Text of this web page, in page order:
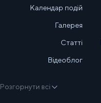
Календар подій
Галерея
Статті
Відеоблог
Розгорнути всі